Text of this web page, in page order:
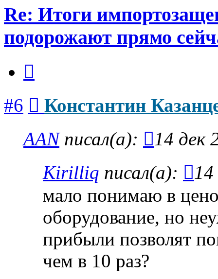
Re: Итоги
подорожают прямо
#6
Константин
AANписал(а):
14 дек
Kirilliq писал(а):
мало понимаю в
оборудование, но
прибыли позволят
чем в 10 раз?